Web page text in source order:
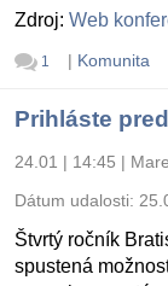
Zdroj: Web
1 | Komunita
Prihláste
24.01 | 14:45 |
Dátum udalosti:
Štvrtý ročník
spustená